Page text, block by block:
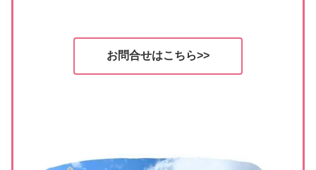
お問合せはこちら>>